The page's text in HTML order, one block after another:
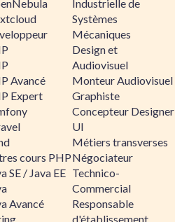
Avancé
Expert
cours PHP
SE / Java EE
Avancé
Industrielle de
Systèmes
Mécaniques
Design et
Audiovisuel
Monteur Audiovisuel
Graphiste
Concepteur Designer
UI
Métiers transverses
Négociateur
Technico-
Commercial
Responsable
d'établissement